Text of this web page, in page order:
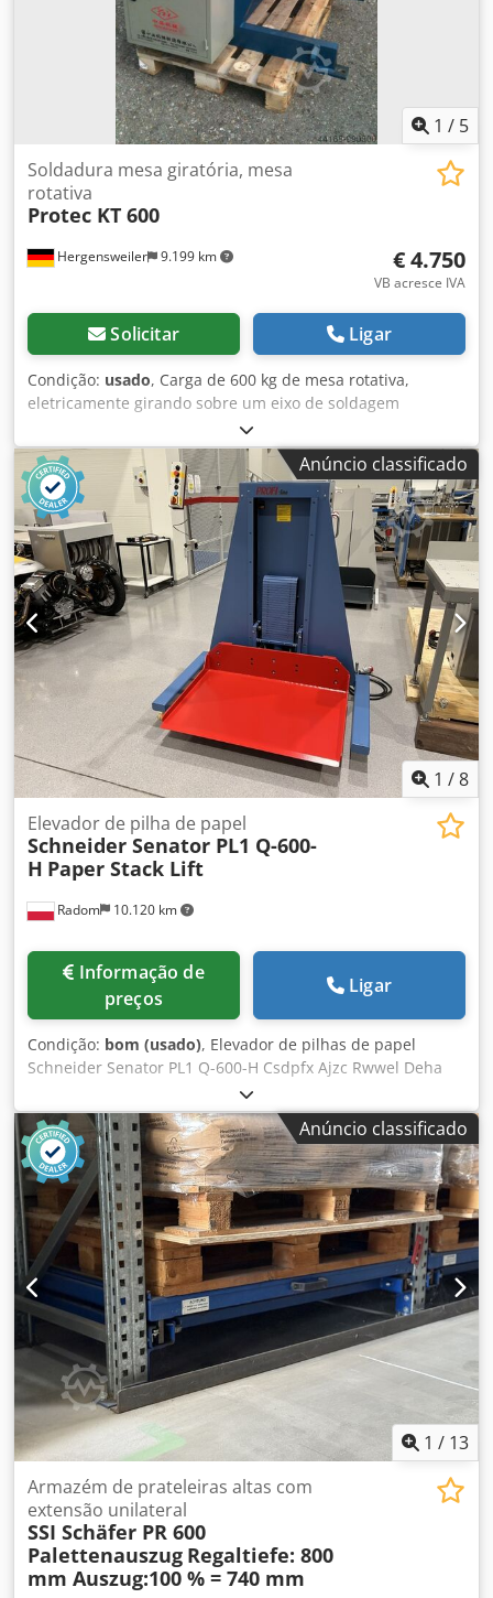
1 / 5
Hergensweiler 9.199 km
Soldadura mesa giratória, mesa
rotativa
Protec KT 600
€ 4.750
VB acresce IVA
Solicitar Ligar
Condição: usado, Carga de 600 kg de mesa rotativa,
eletricamente girando sobre um eixo de soldagem
imediatamente lieferbarModel KT 600 / 380 V Controle de
frequência do Conexão AC 380V Traglast
(horizontal/vertical 600kg / 300K) Csdpfe Tic Rex Al Dsha
Avaliado o centro de gravidade 250mm Nominal de
excentricidade 150mm Diâmetro da mesa 1000 mm Operar
a 0,1 a 1,2 U/min Motor de rotação 370W Motor de
inclinação 550W Dimensões: 1200 * 1100 * 850mm
Anúncio classificado
1 /8
Radom 10.120 km
Elevador de pilha de papel
Schneider Senator PL1 Q-600-
H Paper Stack Lift
preços
Ligar
Condição: bom (usado), Elevador de pilhas de papel
Schneider Senator PL1 Q-600-H Csdpfx Ajzc Rwwel Deha
Esta máquina está em excelente estado, praticamente
nova. Acionamento hidráulico, unidade hidráulica de
última geração. Alimentação: 400V. Ciclos de elevação
automáticos e manuais, operação rápida. Capacidade de
carga: 600 kg. Dimensões do pallet/folha: 760 x 1090 mm.
Anúncio classificado
1 / 13
Armazém de prateleiras altas com
extensão unilateral
SSI Schäfer PR 600
Palettenauszug Regaltiefe: 800
mm Auszug:100 % = 740 mm